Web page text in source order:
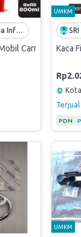
PT. Datamedia Infotama
Carrera
UMKM
Kaca
Terjual
PDN
UMKM